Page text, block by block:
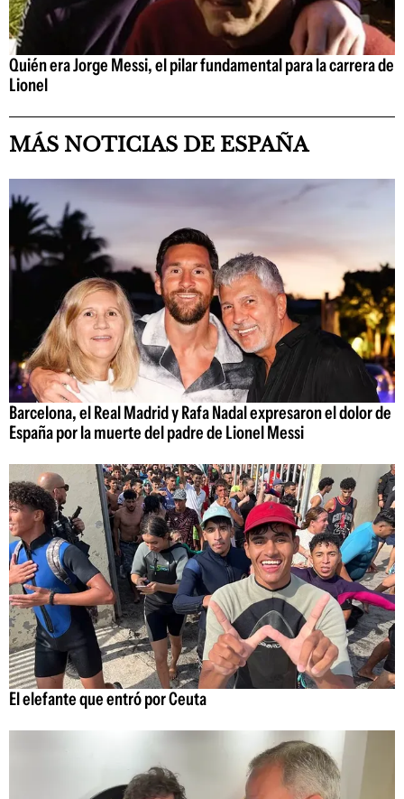
Quién era Jorge Messi, el pilar fundamental para la carrera de
Lionel
MÁS NOTICIAS DE ESPAÑA
Barcelona, el Real Madrid y Rafa Nadal expresaron el dolor de
España por la muerte del padre de Lionel Messi
El elefante que entró por Ceuta